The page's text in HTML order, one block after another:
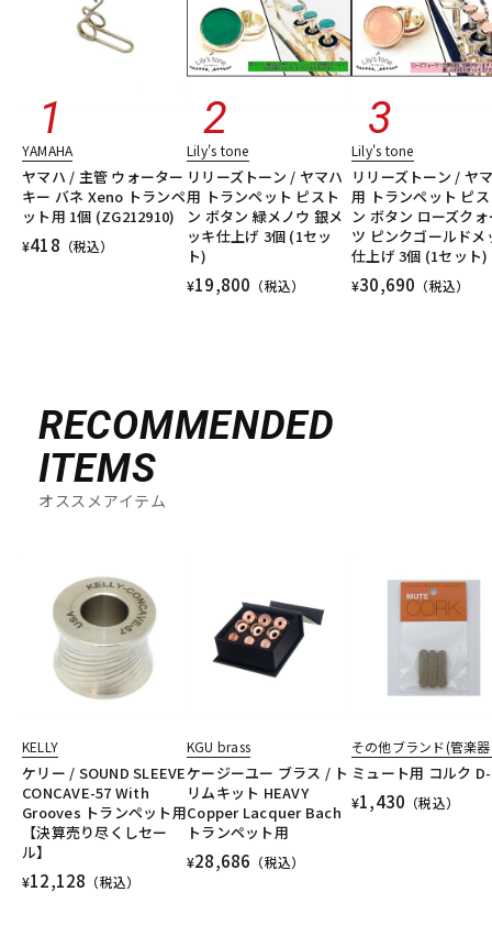
YAMAHA
ヤマハ / 主管 ウォーター
キー バネ Xeno トランペ
ット用 1個 (ZG212910)
¥418 （税込）
Lily's tone
リリーズトーン / ヤマハ
用 トランペット ピスト
ン ボタン 緑メノウ 銀メ
ッキ仕上げ 3個 (1セッ
ト)
¥19,800 （税込）
Lily's tone
リリーズトーン / ヤ
用 トランペット ピ
ン ボタン ローズク
ツ ピンクゴールドメ
仕上げ 3個 (1セット)
¥30,690 （税込）
RECOMMENDED
ITEMS
オススメアイテム
KELLY
ケリー / SOUND SLEEVE
CONCAVE-57 With
Grooves トランペット用
【決算売り尽くしセー
ル】
¥12,128 （税込）
KGU brass
ケージーユー ブラス / ト
リムキット HEAVY
Copper Lacquer Bach
トランペット用
¥28,686 （税込）
その他ブランド(管楽
ミュート用 コルク
¥1,430 （税込）